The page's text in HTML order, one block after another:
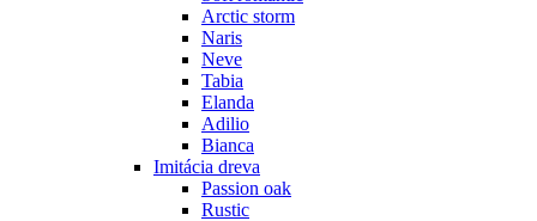
Arctic storm
Naris
Neve
Tabia
Elanda
Adilio
Bianca
Imitácia dreva
Passion oak
Rustic